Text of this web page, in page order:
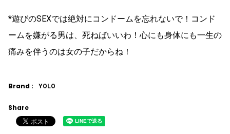
*遊びのSEXでは絶対にコンドームを忘れないで！コンド
ームを嫌がる男は、死ねばいいわ！心にも身体にも一生の
痛みを伴うのは女の子だからね！
Brand : YOLO
Share